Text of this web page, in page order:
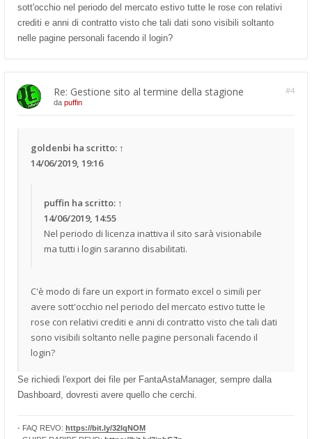
sott'occhio nel periodo del mercato estivo tutte le rose con relativi
crediti e anni di contratto visto che tali dati sono visibili soltanto
nelle pagine personali facendo il login?
Re: Gestione sito al termine della stagione #4
da puffin
goldenbi ha scritto: ↑
14/06/2019, 19:16
puffin ha scritto: ↑
14/06/2019, 14:55
Nel periodo di licenza inattiva il sito sarà visionabile
ma tutti i login saranno disabilitati.
C'è modo di fare un export in formato excel o simili per
avere sott'occhio nel periodo del mercato estivo tutte le
rose con relativi crediti e anni di contratto visto che tali dati
sono visibili soltanto nelle pagine personali facendo il
login?
Se richiedi l'export dei file per FantaAstaManager, sempre dalla
Dashboard, dovresti avere quello che cerchi.
- FAQ REVO: https://bit.ly/32lqNOM